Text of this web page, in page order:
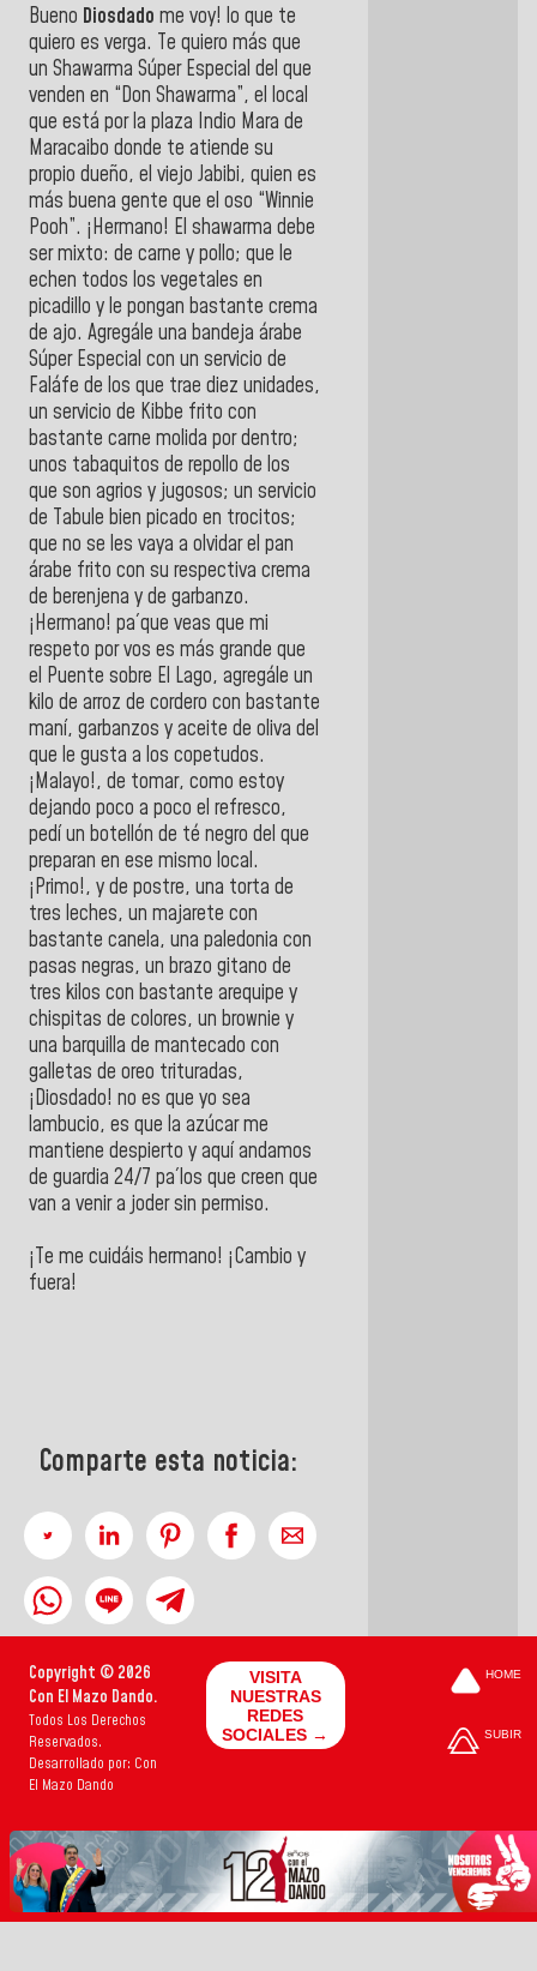
Bueno Diosdado me voy! lo que te
quiero es verga. Te quiero más que
un Shawarma Súper Especial del que
venden en “Don Shawarma”, el local
que está por la plaza Indio Mara de
Maracaibo donde te atiende su
propio dueño, el viejo Jabibi, quien es
más buena gente que el oso “Winnie
Pooh”. ¡Hermano! El shawarma debe
ser mixto: de carne y pollo; que le
echen todos los vegetales en
picadillo y le pongan bastante crema
de ajo. Agregále una bandeja árabe
Súper Especial con un servicio de
Faláfe de los que trae diez unidades,
un servicio de Kibbe frito con
bastante carne molida por dentro;
unos tabaquitos de repollo de los
que son agrios y jugosos; un servicio
de Tabule bien picado en trocitos;
que no se les vaya a olvidar el pan
árabe frito con su respectiva crema
de berenjena y de garbanzo.
¡Hermano! pa´que veas que mi
respeto por vos es más grande que
el Puente sobre El Lago, agregále un
kilo de arroz de cordero con bastante
maní, garbanzos y aceite de oliva del
que le gusta a los copetudos.
¡Malayo!, de tomar, como estoy
dejando poco a poco el refresco,
pedí un botellón de té negro del que
preparan en ese mismo local.
¡Primo!, y de postre, una torta de
tres leches, un majarete con
bastante canela, una paledonia con
pasas negras, un brazo gitano de
tres kilos con bastante arequipe y
chispitas de colores, un brownie y
una barquilla de mantecado con
galletas de oreo trituradas,
¡Diosdado! no es que yo sea
lambucio, es que la azúcar me
mantiene despierto y aquí andamos
de guardia 24/7 pa´los que creen que
van a venir a joder sin permiso.
¡Te me cuidáis hermano! ¡Cambio y
fuera!
Comparte esta noticia:
Copyright © 2026
Con El Mazo Dando.
Todos Los Derechos
Reservados.
Desarrollado por: Con
El Mazo Dando
VISITA
NUESTRAS
REDES
SOCIALES →
HOME
SUBIR